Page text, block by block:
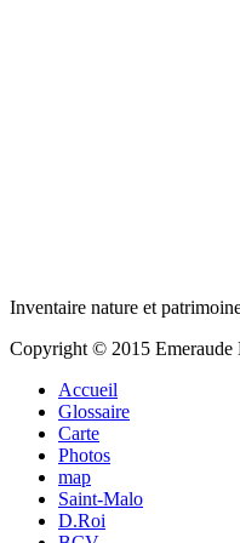
Inventaire nature et
Copyright © 2015 Emeraude
Accueil
Glossaire
Carte
Photos
map
Saint-Malo
D.Roi